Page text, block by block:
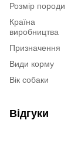
Розмір породи
Країна
виробництва
Призначення
Види корму
Вік собаки
Відгуки